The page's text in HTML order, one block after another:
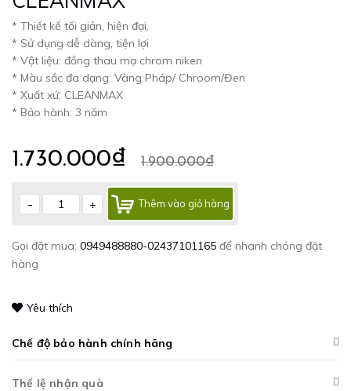
* Thiết kế tối giản, hiện đại,
* Sử dụng dễ dàng, tiện lợi
* Vật liệu: đồng thau mạ chrom niken
* Màu sắc đa dạng: Vàng Pháp/ Chroom/Đen
* Xuất xứ: CLEANMAX
* Bảo hành: 3 năm
1.730.000₫ 1.900.000₫
- + Thêm vào giỏ hàng
Gọi đặt mua: 0949488880-02437101165 để nhanh chóng đặt
hàng
Yêu thích
Chế độ bảo hành chính hãng
Thể lệ nhận quà